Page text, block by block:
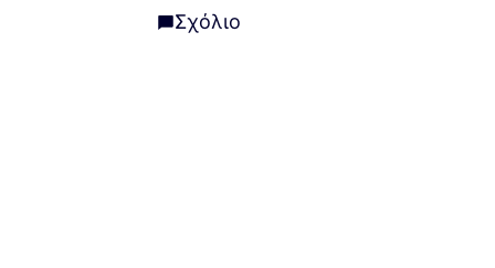
Σχόλιο
Σχόλιο